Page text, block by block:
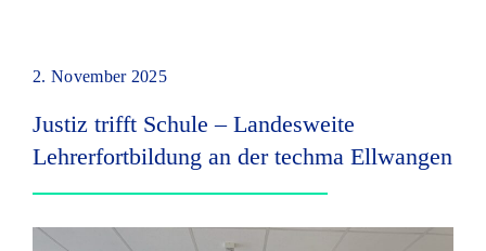
2. November 2025
Justiz trifft Schule – Landesweite
Lehrerfortbildung an der techma Ellwangen